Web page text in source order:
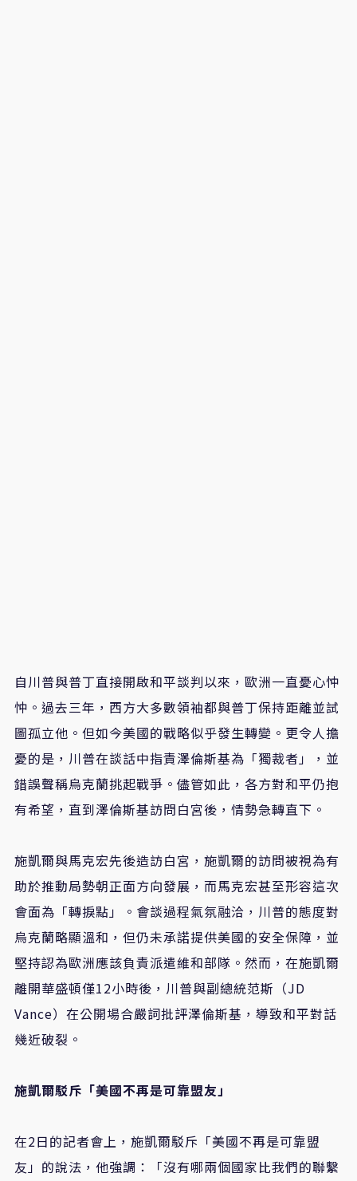
自川普與普丁直接開啟和平談判以來，歐洲一直憂心忡
忡。過去三年，西方大多數領袖都與普丁保持距離並試
圖孤立他。但如今美國的戰略似乎發生轉變。更令人擔
憂的是，川普在談話中指責澤倫斯基為「獨裁者」，並
錯誤聲稱烏克蘭挑起戰爭。儘管如此，各方對和平仍抱
有希望，直到澤倫斯基訪問白宮後，情勢急轉直下。
施凱爾與馬克宏先後造訪白宮，施凱爾的訪問被視為有
助於推動局勢朝正面方向發展，而馬克宏甚至形容這次
會面為「轉捩點」。會談過程氣氛融洽，川普的態度對
烏克蘭略顯溫和，但仍未承諾提供美國的安全保障，並
堅持認為歐洲應該負責派遣維和部隊。然而，在施凱爾
離開華盛頓僅12小時後，川普與副總統范斯（JD
Vance）在公開場合嚴詞批評澤倫斯基，導致和平對話
幾近破裂。
施凱爾駁斥「美國不再是可靠盟友」
在2日的記者會上，施凱爾駁斥「美國不再是可靠盟
友」的說法，他強調：「沒有哪兩個國家比我們的聯繫